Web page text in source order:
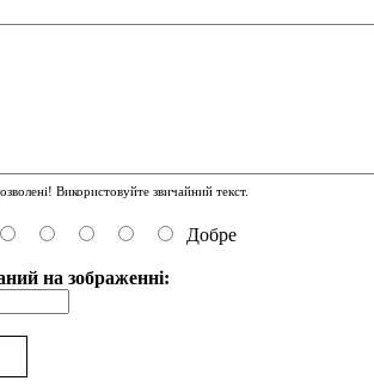
Використовуйте звичайний текст.
Добре
на зображенні: